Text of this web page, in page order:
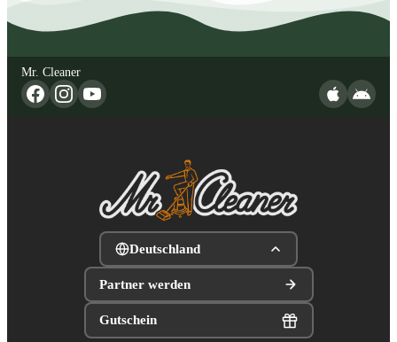
Mr. Cleaner
Deutschland
Partner werden
Gutschein